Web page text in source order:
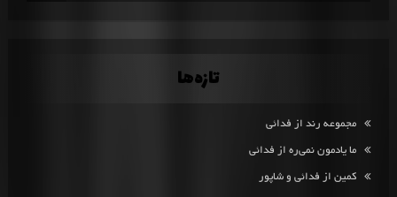
تازه‌ها
مجموعه رند از فدائی
ما یادمون نمی‌ره از فدائی
کمین از فدائی و شاپور